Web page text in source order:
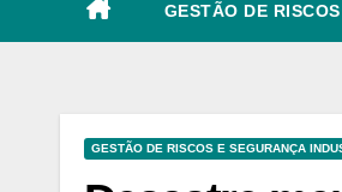
GESTÃO DE RISCOS
GESTÃO DE RISCOS E SEGURANÇA